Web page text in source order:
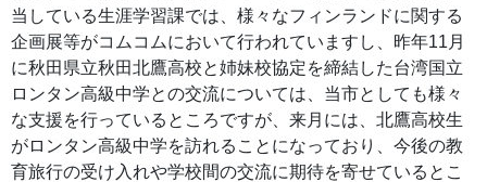
当している生涯学習課では、様々なフィンランドに関する
企画展等がコムコムにおいて行われていますし、昨年11月
に秋田県立秋田北鷹高校と姉妹校協定を締結した台湾国立
ロンタン高級中学との交流については、当市としても様々
な支援を行っているところですが、来月には、北鷹高校生
がロンタン高級中学を訪れることになっており、今後の教
育旅行の受け入れや学校間の交流に期待を寄せているとこ